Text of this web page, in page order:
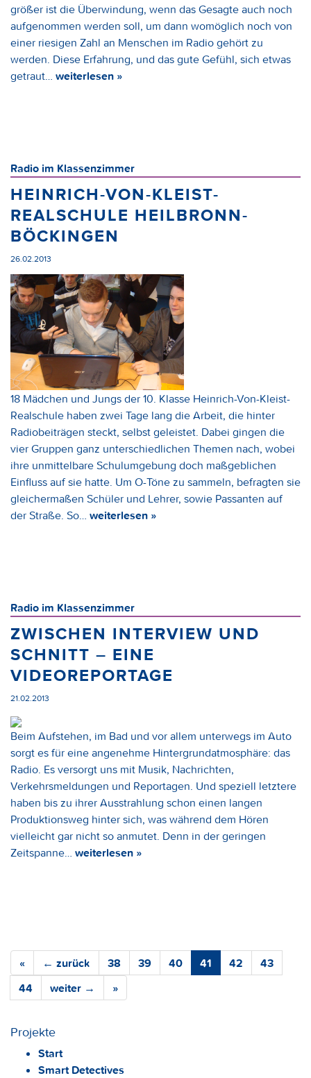
größer ist die Überwindung, wenn das Gesagte auch noch
aufgenommen werden soll, um dann womöglich noch von
einer riesigen Zahl an Menschen im Radio gehört zu
werden. Diese Erfahrung, und das gute Gefühl, sich etwas
getraut… weiterlesen »
Radio im Klassenzimmer
HEINRICH-VON-KLEIST-
REALSCHULE HEILBRONN-
BÖCKINGEN
26.02.2013
18 Mädchen und Jungs der 10. Klasse Heinrich-Von-Kleist-
Realschule haben zwei Tage lang die Arbeit, die hinter
Radiobeiträgen steckt, selbst geleistet. Dabei gingen die
vier Gruppen ganz unterschiedlichen Themen nach, wobei
ihre unmittelbare Schulumgebung doch maßgeblichen
Einfluss auf sie hatte. Um O-Töne zu sammeln, befragten sie
gleichermaßen Schüler und Lehrer, sowie Passanten auf
der Straße. So… weiterlesen »
Radio im Klassenzimmer
ZWISCHEN INTERVIEW UND
SCHNITT – EINE
VIDEOREPORTAGE
21.02.2013
Beim Aufstehen, im Bad und vor allem unterwegs im Auto
sorgt es für eine angenehme Hintergrundatmosphäre: das
Radio. Es versorgt uns mit Musik, Nachrichten,
Verkehrsmeldungen und Reportagen. Und speziell letztere
haben bis zu ihrer Ausstrahlung schon einen langen
Produktionsweg hinter sich, was während dem Hören
vielleicht gar nicht so anmutet. Denn in der geringen
Zeitspanne… weiterlesen »
« ← zurück 38 39 40 41 42
43
44
weiter → »
Projekte
Start
Smart Detectives